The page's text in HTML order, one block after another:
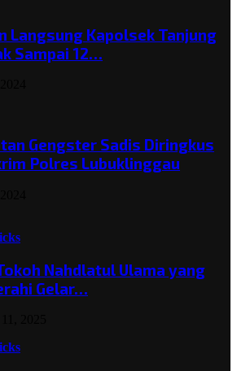
Langsung Kapolsek Tanjung
Sampai 12…
Gengster Sadis Diringkus
Polres Lubuklinggau
Nahdlatul Ulama yang
Gelar…